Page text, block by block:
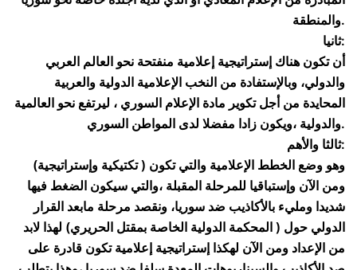
والمنطقة.
ثانيا:
أن تكون هناك إستراتيجية إعلامية منفتحة نحو العالم العربي
والدولي، وبالإستفادة من النخب الإعلامية الدولية والعربية
المحايدة من أجل تكوير مادة الإعلام السوري ، ليرتفع نحو العالمية
والدولية ،ويكون زادا مفضلا لدى المواطن السوري.
ثالثا والأهم:
وهو وضع الخطط الإعلامية والتي تكون ( تكتيكية وإستراتيجية)
ومن الآن وإستباقيا للمرحلة المقبلة ،والتي سيكون الضغط فيها
شديدا ومليء بالأكاذيب ضد سوريا، ونقصد مرحلة مابعد القرار
الدولي حول ( المحكمة الدولية الخاصة بمقتل الحريري) لهذا لابد
من الإعداد ومن الآن لهكذا إستراتيجية إعلامية تكون قادرة على